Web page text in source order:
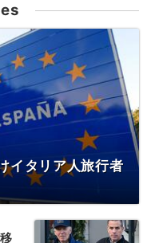
イタリア人旅行者